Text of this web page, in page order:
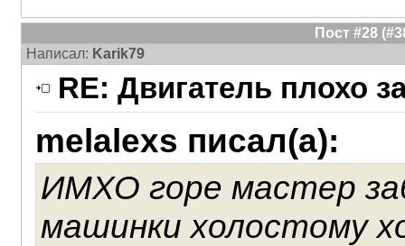
Пост #28
Написал: Karik79
RE: Двигатель плохо
melalexs писал(а):
ИМХО горе мастер
машинки холостому